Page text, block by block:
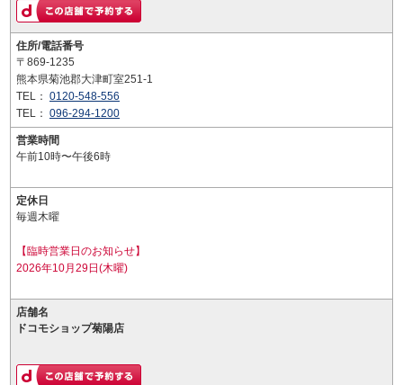
住所/電話番号
〒869-1235
熊本県菊池郡大津町室251-1
TEL： 0120-548-556
TEL： 096-294-1200
営業時間
午前10時〜午後6時
定休日
毎週木曜
【臨時営業日のお知らせ】
2026年10月29日(木曜)
店舗名
ドコモショップ菊陽店